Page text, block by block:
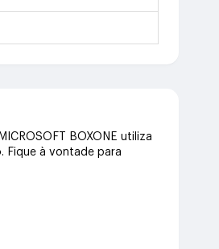
BOXONE utiliza
Fique à vontade para